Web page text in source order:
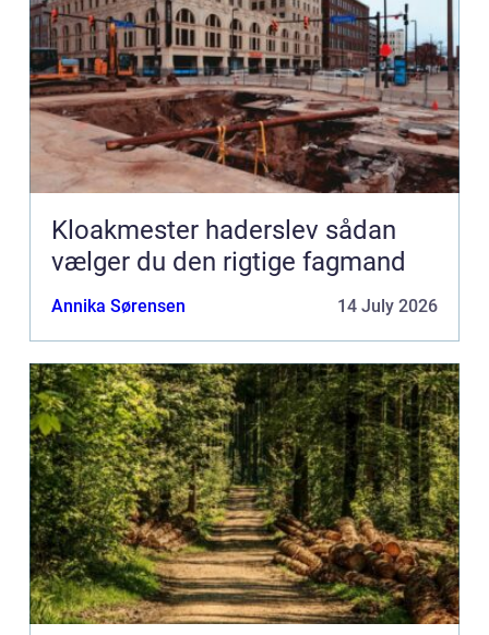
Kloakmester haderslev sådan
vælger du den rigtige fagmand
Annika Sørensen 14 July 2026